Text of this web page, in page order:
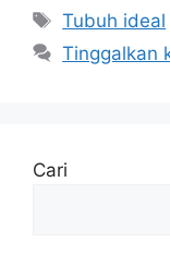
Tag
Tubuh ideal
Tinggalkan
Cari